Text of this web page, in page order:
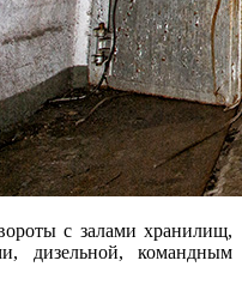
с залами хранилищ,
дизельной, командным